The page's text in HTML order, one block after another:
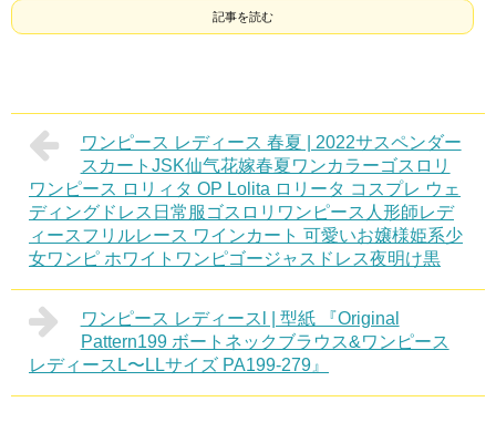
記事を読む
ワンピース レディース 春夏 | 2022サスペンダー
スカートJSK仙气花嫁春夏ワンカラーゴスロリ
ワンピース ロリィタ OP Lolita ロリータ コスプレ ウェ
ディングドレス日常服ゴスロリワンピース人形師レデ
ィースフリルレース ワインカート 可愛いお嬢様姫系少
女ワンピ ホワイトワンピゴージャスドレス夜明け黒
ワンピース レディースl | 型紙 『Original
Pattern199 ボートネックブラウス&ワンピース
レディースL〜LLサイズ PA199-279』